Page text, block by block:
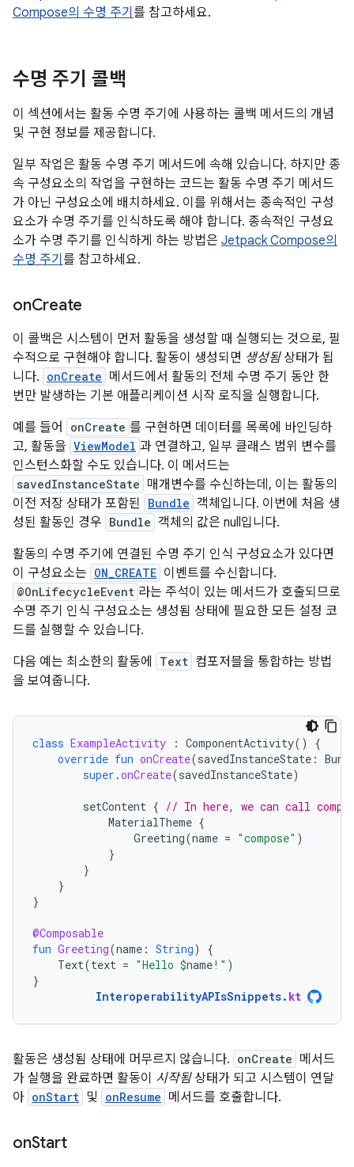
Compose의 수명 주기 를 참고하세요.
수명 주기 콜백
이 섹션에서는 활동 수명 주기에 사용하는 콜백 메서드의 개념
및 구현 정보를 제공합니다.
일부 작업은 활동 수명 주기 메서드에 속해 있습니다. 하지만 종
속 구성요소의 작업을 구현하는 코드는 활동 수명 주기 메서드
가 아닌 구성요소에 배치하세요. 이를 위해서는 종속적인 구성
요소가 수명 주기를 인식하도록 해야 합니다. 종속적인 구성요
소가 수명 주기를 인식하게 하는 방법은 Jetpack Compose의
수명 주기 를 참고하세요.
onCreate
이 콜백은 시스템이 먼저 활동을 생성할 때 실행되는 것으로, 필
수적으로 구현해야 합니다. 활동이 생성되면 생성됨상태가 됩
니다. onCreate 메서드에서 활동의 전체 수명 주기 동안 한
번만 발생하는 기본 애플리케이션 시작 로직을 실행합니다.
예를 들어
onCreate 를 구현하면 데이터를 목록에 바인딩하
고, 활동을 ViewModel 과 연결하고, 일부 클래스 범위 변수를
인스턴스화할 수도 있습니다. 이 메서드는
savedInstanceState 매개변수를 수신하는데, 이는 활동의
이전 저장 상태가 포함된
Bundle 객체입니다. 이번에 처음 생
성된 활동인 경우 Bundle 객체의 값은 null입니다.
활동의 수명 주기에 연결된 수명 주기 인식 구성요소가 있다면
이 구성요소는 ON_CREATE 이벤트를 수신합니다.
@OnLifecycleEvent 라는 주석이 있는 메서드가 호출되므로
수명 주기 인식 구성요소는 생성됨 상태에 필요한 모든 설정 코
드를 실행할 수 있습니다.
다음 예는 최소한의 활동에
Text 컴포저블을 통합하는 방법
을 보여줍니다.
class ExampleActivity : ComponentActivity()
{
override fun onCreate(savedInstanceState :
super .onCreate(savedInstanceState)
setContent { // In here, we can call
MaterialTheme {
Greeting(name = "compose" )
}
}
}
}
@Composable
fun Greeting(name : String)
{
Text(text = "Hello $name!" )
}
InteroperabilityAPIsSnippets. kt
활동은 생성됨 상태에 머무르지 않습니다. onCreate 메서드
가 실행을 완료하면 활동이 시작됨상태가 되고 시스템이 연달
아 onStart 및 onResume 메서드를 호출합니다.
onStart